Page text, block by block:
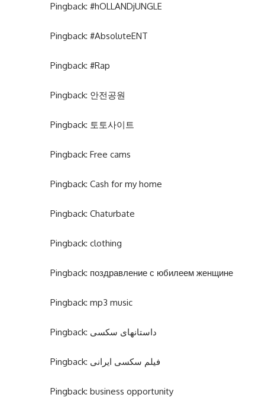
Pingback: #hOLLANDjUNGLE
Pingback: #AbsoluteENT
Pingback: #Rap
Pingback: 안전공원
Pingback: 토토사이트
Pingback: Free cams
Pingback: Cash for my home
Pingback: Chaturbate
Pingback: clothing
Pingback: поздравление с юбилеем женщине
Pingback: mp3 music
Pingback: داستانهای سکسی
Pingback: فیلم سکسی ایرانی
Pingback: business opportunity